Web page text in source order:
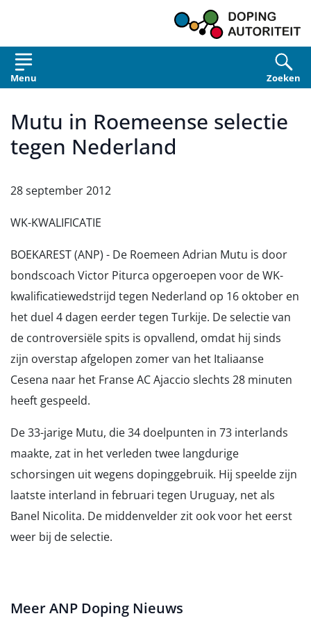
Menu Zoeken
Mutu in Roemeense selectie
tegen Nederland
28 september 2012
WK-KWALIFICATIE
BOEKAREST (ANP) - De Roemeen Adrian Mutu is door
bondscoach Victor Piturca opgeroepen voor de WK-
kwalificatiewedstrijd tegen Nederland op 16 oktober en
het duel 4 dagen eerder tegen Turkije. De selectie van
de controversiële spits is opvallend, omdat hij sinds
zijn overstap afgelopen zomer van het Italiaanse
Cesena naar het Franse AC Ajaccio slechts 28 minuten
heeft gespeeld.
De 33-jarige Mutu, die 34 doelpunten in 73 interlands
maakte, zat in het verleden twee langdurige
schorsingen uit wegens dopinggebruik. Hij speelde zijn
laatste interland in februari tegen Uruguay, net als
Banel Nicolita. De middenvelder zit ook voor het eerst
weer bij de selectie.
Meer ANP Doping Nieuws